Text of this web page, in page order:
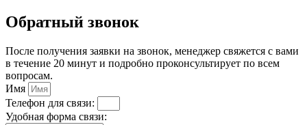
Обратный звонок
После получения заявки на звонок, менеджер свяжется с вами
в течение 20 минут и подробно проконсультирует по всем
вопросам.
Имя
Телефон для связи:
Удобная форма связи: